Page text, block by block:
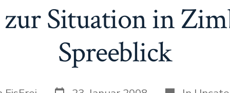
Situation in
Spreeblick